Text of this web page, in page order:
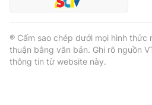
® Cấm sao chép dưới mọi hình thức
thuận bằng văn bản. Ghi rõ nguồn
thông tin từ website này.